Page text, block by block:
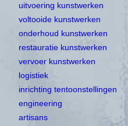
uitvoering kunstwerken
voltooide kunstwerken
onderhoud kunstwerken
restauratie kunstwerken
vervoer kunstwerken
logistiek
inrichting tentoonstellingen
engineering
artisans